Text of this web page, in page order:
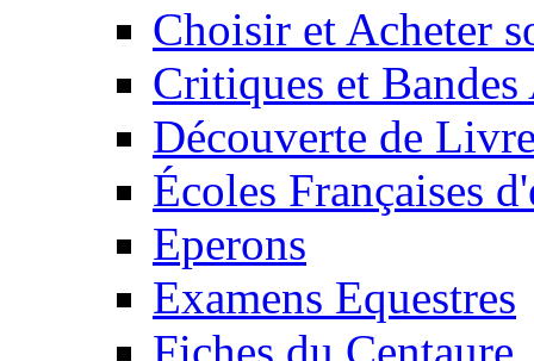
Choisir et Acheter
Critiques et
Découverte de
Écoles Françaises
Eperons
Examens Equestres
Fiches du Centaure